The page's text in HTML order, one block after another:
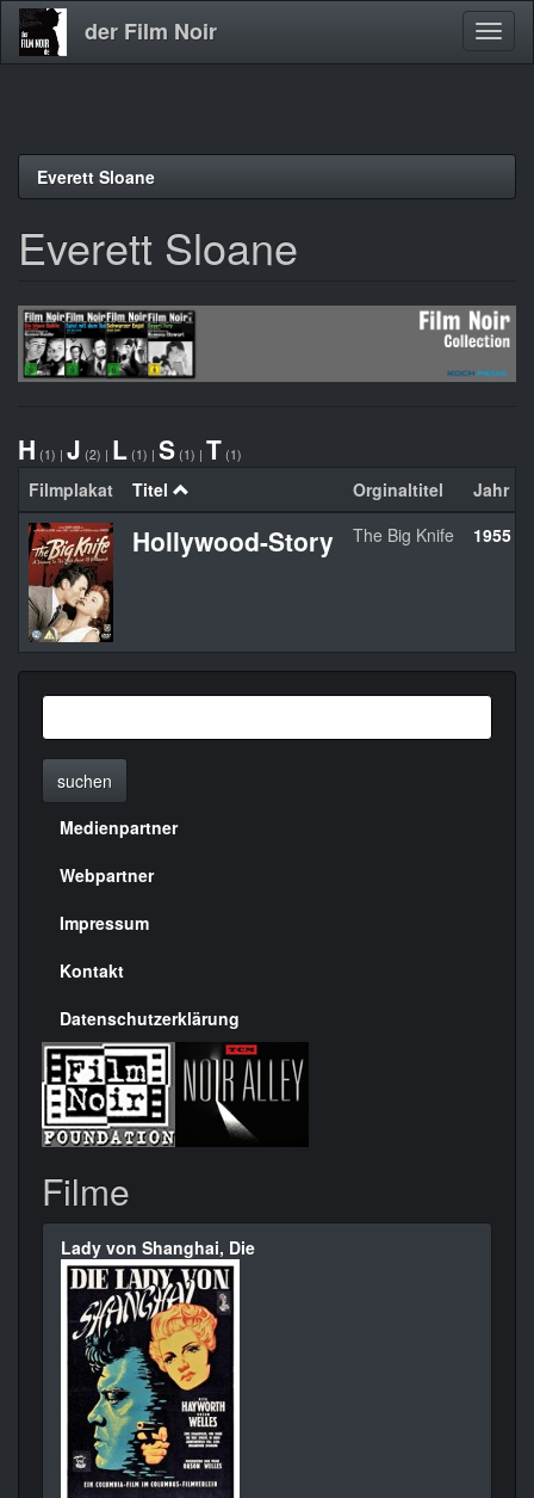
Direkt
der Film Noir
Everett Sloane
Everett Sloane
H (1) | J (2) | L (1) | S (1) | T (1)
Filmplakat Titel Orginaltitel Jahr
Hollywood-Story The Big Knife 1955
suchen
Menülinks
rechte
Seite
Medienpartner
Webpartner
Impressum
Kontakt
Datenschutzerklärung
Filme
Lady von Shanghai, Die